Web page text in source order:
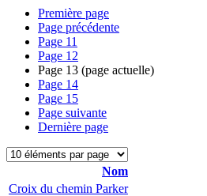
Première page
Page précédente
Page 11
Page 12
Page 13 (page actuelle)
Page 14
Page 15
Page suivante
Dernière page
Nom
Croix du chemin Parker